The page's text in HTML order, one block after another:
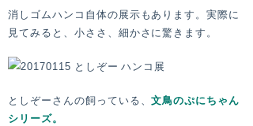
消しゴムハンコ自体の展示もあります。実際に
見てみると、小ささ、細かさに驚きます。
としぞーさんの飼っている、文鳥のぷにちゃん
シリーズ。